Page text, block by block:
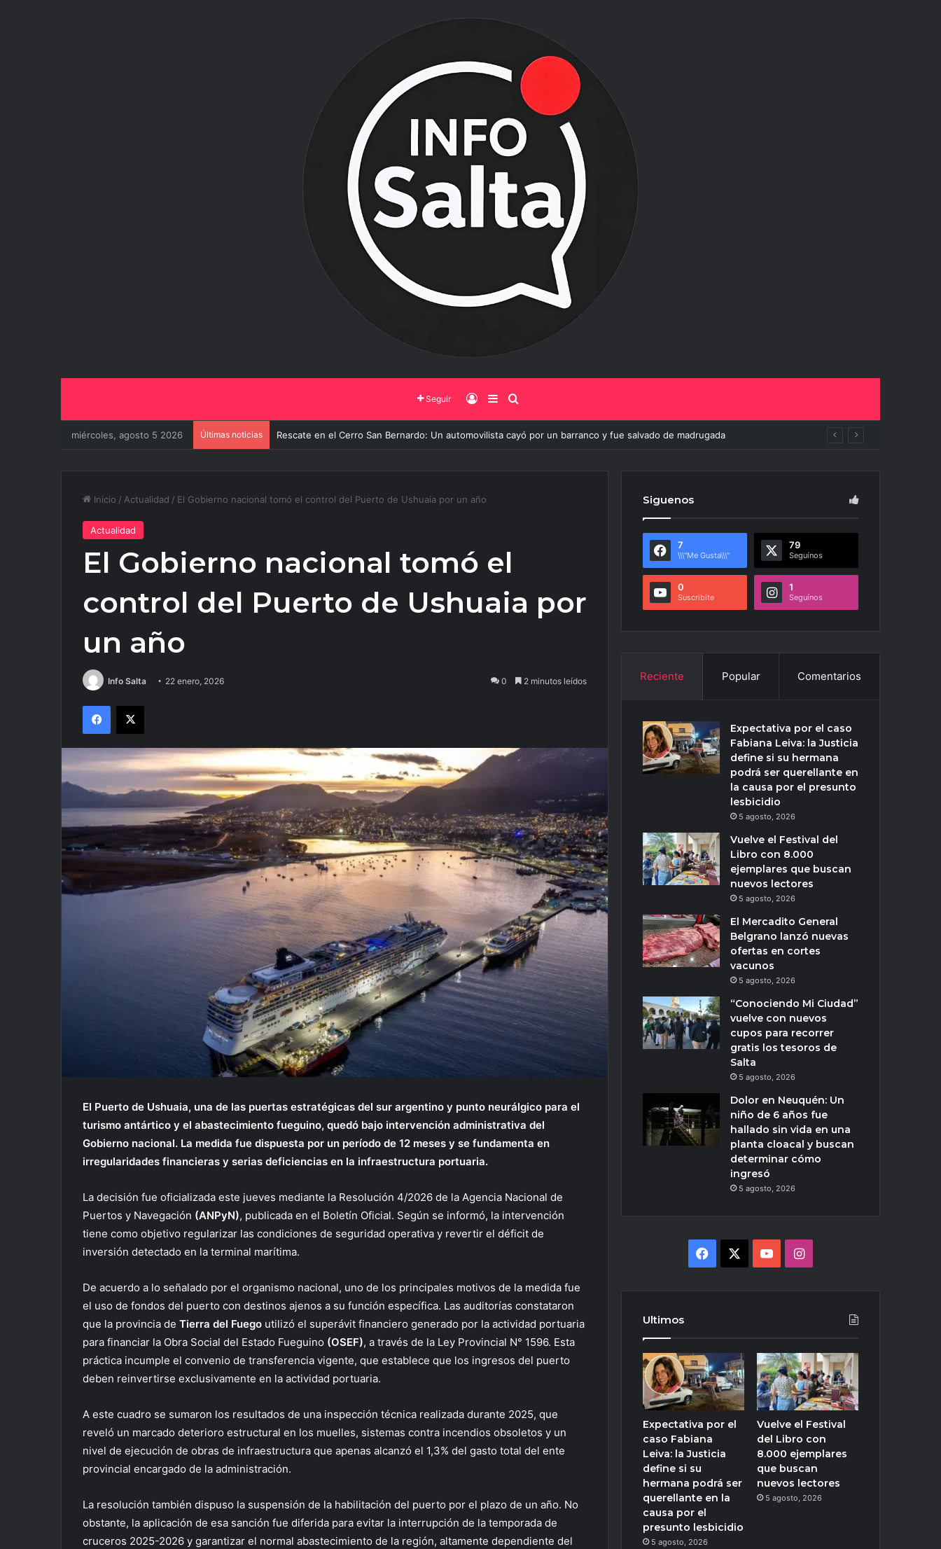
Seguir Iniciar Sesión
Barra Lateral
miércoles, agosto 5 2026 Últimas noticias El Gobierno de Salta y la Policía Federal avanzan con nuevas medidas contra el delito
Inicio / Actualidad / El Gobierno nacional tomó el control del Puerto de Ushuaia por un año
Actualidad
El Gobierno nacional tomó el
control del Puerto de Ushuaia por
un año
Info Salta 22 enero, 2026 0 2 minutos leídos
Facebook
X
El Puerto de Ushuaia, una de las puertas estratégicas del sur argentino y punto neurálgico para el
turismo antártico y el abastecimiento fueguino, quedó bajo intervención administrativa del
Gobierno nacional. La medida fue dispuesta por un período de 12 meses y se fundamenta en
irregularidades financieras y serias deficiencias en la infraestructura portuaria.
La decisión fue oficializada este jueves mediante la Resolución 4/2026 de la Agencia Nacional de
Puertos y Navegación (ANPyN), publicada en el Boletín Oficial. Según se informó, la intervención
tiene como objetivo regularizar las condiciones de seguridad operativa y revertir el déficit de
inversión detectado en la terminal marítima.
De acuerdo a lo señalado por el organismo nacional, uno de los principales motivos de la medida fue
el uso de fondos del puerto con destinos ajenos a su función específica. Las auditorías constataron
que la provincia de Tierra del Fuego utilizó el superávit financiero generado por la actividad portuaria
para financiar la Obra Social del Estado Fueguino (OSEF), a través de la Ley Provincial N° 1596. Esta
práctica incumple el convenio de transferencia vigente, que establece que los ingresos del puerto
deben reinvertirse exclusivamente en la actividad portuaria.
A este cuadro se sumaron los resultados de una inspección técnica realizada durante 2025, que
reveló un marcado deterioro estructural en los muelles, sistemas contra incendios obsoletos y un
nivel de ejecución de obras de infraestructura que apenas alcanzó el 1,3% del gasto total del ente
provincial encargado de la administración.
La resolución también dispuso la suspensión de la habilitación del puerto por el plazo de un año. No
obstante, la aplicación de esa sanción fue diferida para evitar la interrupción de la temporada de
cruceros 2025-2026 y garantizar el normal abastecimiento de la región, altamente dependiente del
Siguenos
7
\\\"Me Gusta\\\"
79
Seguínos
0
Suscribite
1
Seguínos
Reciente Popular Comentarios
Expectativa por el caso
Fabiana Leiva: la Justicia
define si su hermana
podrá ser querellante en
la causa por el presunto
lesbicidio
5 agosto, 2026
Vuelve el Festival del
Libro con 8.000
ejemplares que buscan
nuevos lectores
5 agosto, 2026
El Mercadito General
Belgrano lanzó nuevas
ofertas en cortes
vacunos
5 agosto, 2026
“Conociendo Mi Ciudad”
vuelve con nuevos
cupos para recorrer
gratis los tesoros de
Salta
5 agosto, 2026
Dolor en Neuquén: Un
niño de 6 años fue
hallado sin vida en una
planta cloacal y buscan
determinar cómo
ingresó
5 agosto, 2026
Facebook YouTubeInstagram
Ultimos
Expectativa por el
caso Fabiana
Leiva: la Justicia
define si su
hermana podrá ser
querellante en la
causa por el
presunto lesbicidio
5 agosto, 2026
Vuelve el Festival
del Libro con
8.000 ejemplares
que buscan
nuevos lectores
5 agosto, 2026